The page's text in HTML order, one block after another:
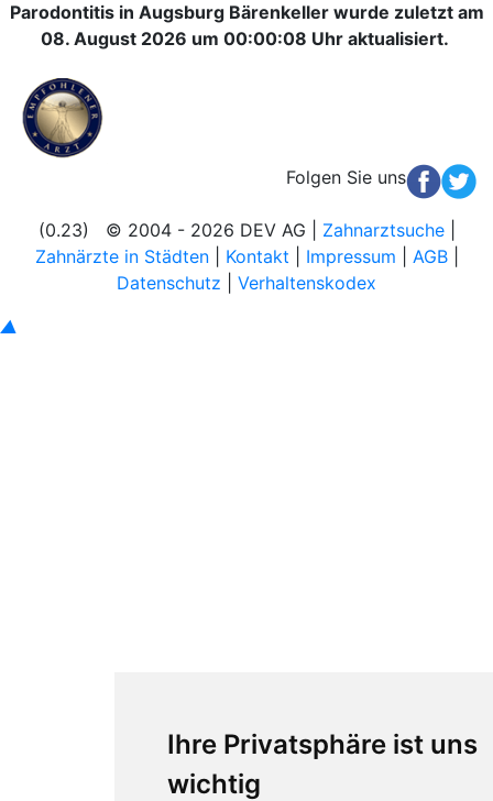
Ihre Privatsphäre ist uns
wichtig
Parodontitis in Augsburg Bärenkeller wurde zuletzt am
08. August 2026 um 00:00:08 Uhr aktualisiert.
Folgen Sie uns
(0.23) © 2004 - 2026 DEV AG | Zahnarztsuche|
Zahnärzte in Städten| Kontakt Impressum AGB|
Datenschutz
Verhaltenskodex
▲